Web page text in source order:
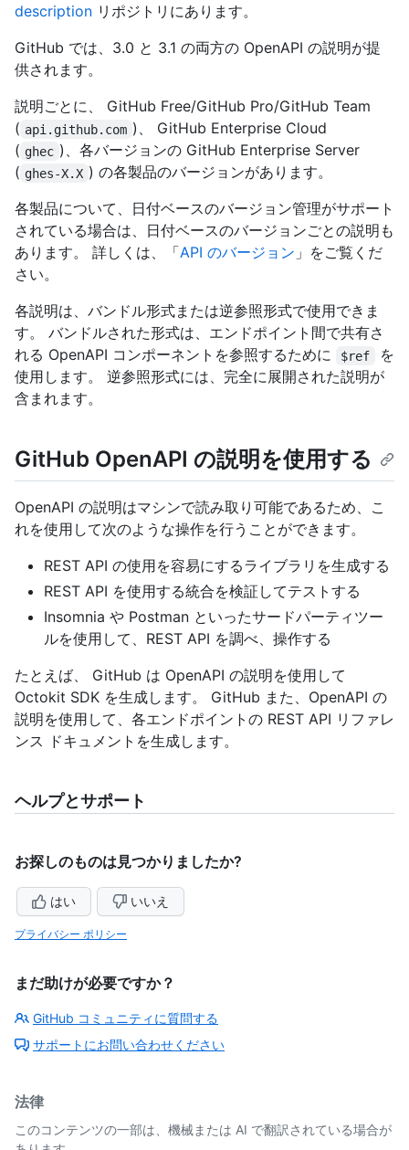
description リポジトリにあります。
GitHub では、3.0 と 3.1 の両方の OpenAPI の説明が提
供されます。
説明ごとに、 GitHub Free/GitHub Pro/GitHub Team
( api.github.com )、 GitHub Enterprise Cloud
( ghec )、各バージョンの GitHub Enterprise Server
( ghes-X.X ) の各製品のバージョンがあります。
各製品について、日付ベースのバージョン管理がサポート
されている場合は、日付ベースのバージョンごとの説明も
あります。 詳しくは、「API のバージョン 」をご覧くだ
さい。
各説明は、バンドル形式または逆参照形式で使用できま
す。 バンドルされた形式は、エンドポイント間で共有さ
れる OpenAPI コンポーネントを参照するために
$ref
を
使用します。 逆参照形式には、完全に展開された説明が
含まれます。
GitHub OpenAPI の説明を使用する
OpenAPI の説明はマシンで読み取り可能であるため、こ
れを使用して次のような操作を行うことができます。
REST API の使用を容易にするライブラリを生成する
REST API を使用する統合を検証してテストする
Insomnia や Postman といったサードパーティツー
ルを使用して、REST API を調べ、操作する
たとえば、 GitHub は OpenAPI の説明を使用して
Octokit SDK を生成します。 GitHub また、OpenAPI の
説明を使用して、各エンドポイントの REST API リファレ
ンス ドキュメントを生成します。
ヘルプとサポート
お探しのものは見つかりましたか?
はい いいえ
プライバシー ポリシー
まだ助けが必要ですか？
GitHub コミュニティに質問する
サポートにお問い合わせください
法律
このコンテンツの一部は、機械または AI で翻訳されている場合が